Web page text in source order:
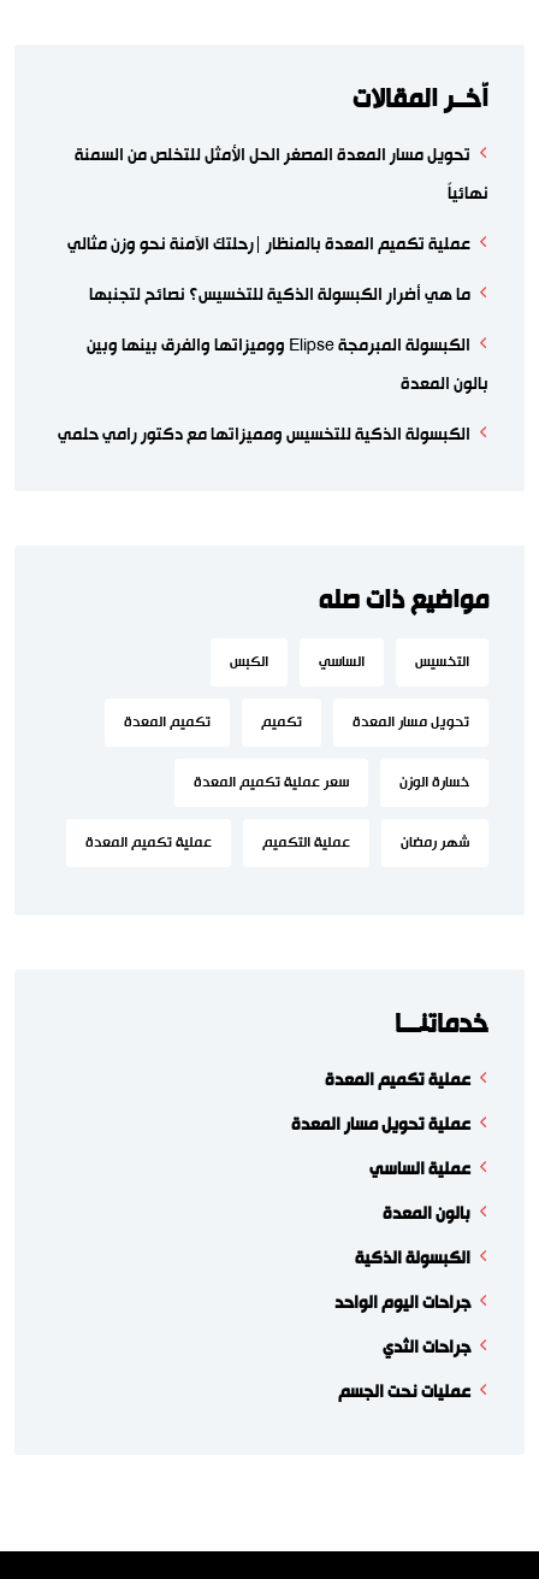
اّخــر المقالات
تحويل مسار المعدة المصغر الحل الأمثل للتخلص من السمنة
نهائياً
عملية تكميم المعدة بالمنظار |رحلتك الآمنة نحو وزن مثالي
ما هي أضرار الكبسولة الذكية للتخسيس؟ نصائح لتجنبها
الكبسولة المبرمجة Elipse ووميزاتها والفرق بينها وبين
بالون المعدة
الكبسولة الذكية للتخسيس ومميزاتها مع دكتور رامي حلمي
مواضيع ذات صله
التخسيس الساسي الكبس
تحويل مسار المعدة تكميم تكميم المعدة
خسارة الوزن سعر عملية تكميم المعدة
شهر رمضان عملية التكميم عملية تكميم المعدة
خدماتنـــا
عملية تكميم المعدة
عملية تحويل مسار المعدة
عملية الساسي
بالون المعدة
الكبسولة الذكية
جراحات اليوم الواحد
جراحات الثدي
عمليات نحت الجسم